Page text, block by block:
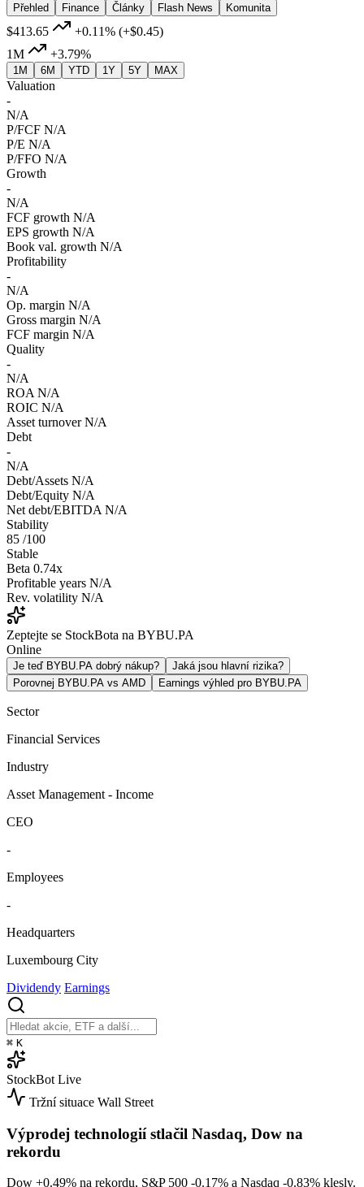
Přehled
Finance Články Flash News Komunita
$413.65 +0.11% (+$0.45)
1M
+3.79%
1M 6M YTD 1Y 5Y MAX
Valuation
-
N/A
P/FCF N/A
P/E N/A
P/FFO N/A
Growth
-
N/A
FCF growth N/A
EPS growth N/A
Book val. growth N/A
Profitability
-
N/A
Op. margin N/A
Gross margin N/A
FCF margin N/A
Quality
-
N/A
ROA N/A
ROIC N/A
Asset turnover N/A
Debt
-
N/A
Debt/Assets N/A
Debt/Equity N/A
Net debt/EBITDA N/A
Stability
85 /100
Stable
Beta 0.74x
Profitable years N/A
Rev. volatility N/A
Zeptejte se StockBota na BYBU.PA
Online
Je teď BYBU.PA dobrý nákup?
Jaká jsou hlavní rizika?
Porovnej BYBU.PA vs AMD
Earnings výhled pro BYBU.PA
Sector
Financial Services
Industry
Asset Management - Income
CEO
-
Employees
-
Headquarters
Luxembourg City
Dividendy Earnings
⌘ K
StockBot Live
Tržní situace Wall Street
Výprodej technologií stlačil Nasdaq, Dow na
rekordu
Dow +0.49% na rekordu, S&P 500 -0.17% a Nasdaq -0.83% klesly.